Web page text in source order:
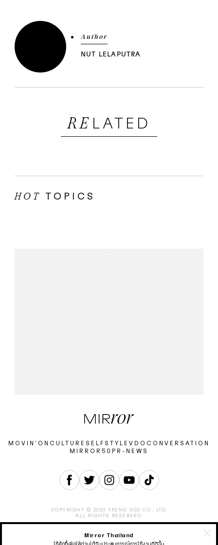
Author
NUT LELAPUTRA
RE LATED
HOT TOPICS
MOVIN’ON CULTURE SELF STYLE VDO CONVERSATION
MIRROR50 PR-NEWS
COPYRIGHT © 2023 TREND VG3 CO., LTD.
ALL RIGHTS RESERVED.
CAREERADVERTISEMENT
TERMS & CONDITION
PRIVACY POLICY
Mirror Thailand